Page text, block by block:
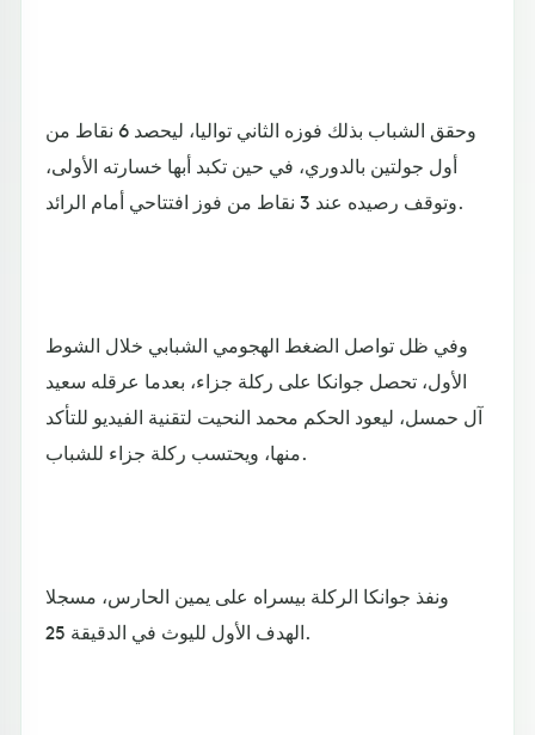
وحقق الشباب بذلك فوزه الثاني تواليا، ليحصد 6 نقاط من
أول جولتين بالدوري، في حين تكبد أبها خسارته الأولى،
وتوقف رصيده عند 3 نقاط من فوز افتتاحي أمام الرائد.
وفي ظل تواصل الضغط الهجومي الشبابي خلال الشوط
الأول، تحصل جوانكا على ركلة جزاء، بعدما عرقله سعيد
آل حمسل، ليعود الحكم محمد النحيت لتقنية الفيديو للتأكد
منها، ويحتسب ركلة جزاء للشباب.
ونفذ جوانكا الركلة بيسراه على يمين الحارس، مسجلا
الهدف الأول لليوث في الدقيقة 25.